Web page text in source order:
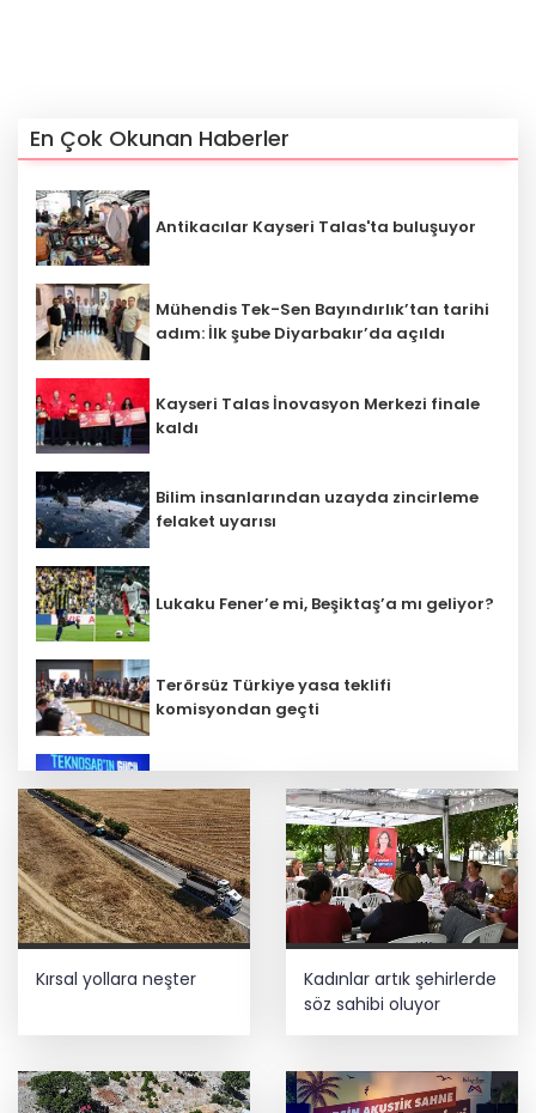
En Çok Okunan Haberler
Antikacılar Kayseri Talas'ta buluşuyor
Mühendis Tek-Sen Bayındırlık’tan tarihi
adım: İlk şube Diyarbakır’da açıldı
Kayseri Talas İnovasyon Merkezi finale
kaldı
Bilim insanlarından uzayda zincirleme
felaket uyarısı
Lukaku Fener’e mi, Beşiktaş’a mı geliyor?
Terörsüz Türkiye yasa teklifi
komisyondan geçti
önde! Dev lansmanda neler oldu?
İş Bankası Grubu üst yönetiminde görev
değişimi
Trabzon iklim ve enerji ağında
başlıyor
Kırsal yollara neşter
Kadınlar artık şehirlerde
söz sahibi oluyor